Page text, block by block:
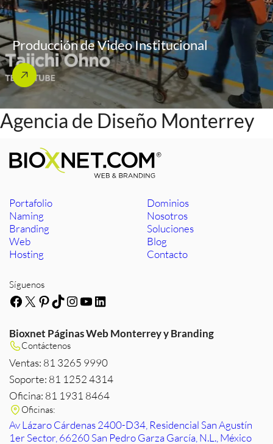
Producción de Video Institucional
Agencia de Diseño Monterrey
Portafolio
Naming
Branding
Web
Hosting
Dominios
Nosotros
Soluciones
Blog
Contacto
Síguenos
Facebook
X Pinterest
TikTok
Instagram
YouTube
LinkedIn
Bioxnet Páginas Web Monterrey y Branding
Contáctenos
Ventas: 81 3265 9990
Soporte: 81 1252 4314
Oficina: 81 1931 8464
Oficinas:
Av Lázaro Cárdenas 2400-D34, Residencial San Agustín
1er Sector, 66260 San Pedro Garza García, N.L., México